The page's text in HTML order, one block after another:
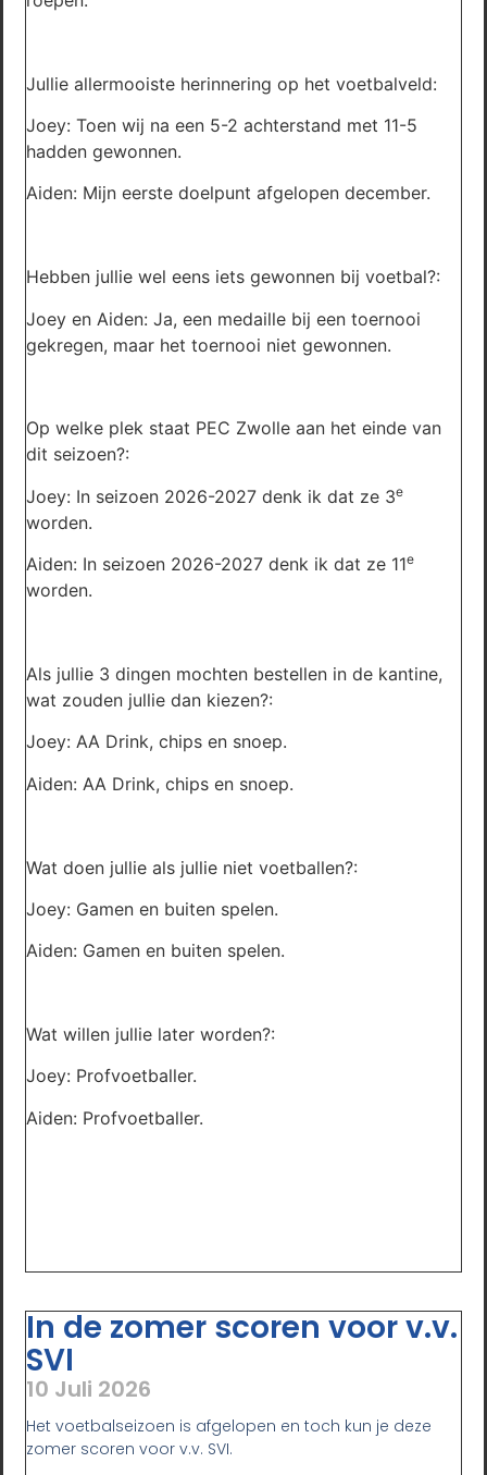
Jullie allermooiste herinnering op het voetbalveld:
Joey: Toen wij na een 5-2 achterstand met 11-5
hadden gewonnen.
Aiden: Mijn eerste doelpunt afgelopen december.
Hebben jullie wel eens iets gewonnen bij voetbal?:
Joey en Aiden: Ja, een medaille bij een toernooi
gekregen, maar het toernooi niet gewonnen.
Op welke plek staat PEC Zwolle aan het einde van
dit seizoen?:
Joey: In seizoen 2026-2027 denk ik dat ze 3e
worden.
Aiden: In seizoen 2026-2027 denk ik dat ze 11e
worden.
Als jullie 3 dingen mochten bestellen in de kantine,
wat zouden jullie dan kiezen?:
Joey: AA Drink, chips en snoep.
Aiden: AA Drink, chips en snoep.
Wat doen jullie als jullie niet voetballen?:
Joey: Gamen en buiten spelen.
Aiden: Gamen en buiten spelen.
Wat willen jullie later worden?:
Joey: Profvoetballer.
Aiden: Profvoetballer.
In de zomer scoren voor v.v.
SVI
10 Juli 2026
Het voetbalseizoen is afgelopen en toch kun je deze
zomer scoren voor v.v. SVI.